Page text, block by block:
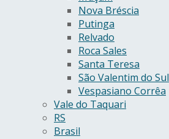
Nova Bréscia
Putinga
Relvado
Roca Sales
Santa Teresa
São Valentim do Sul
Vespasiano Corrêa
Vale do Taquari
RS
Brasil